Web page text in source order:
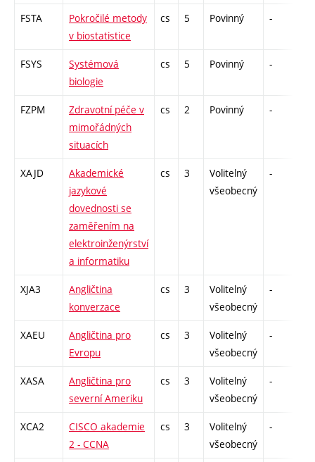
FSTA
Pokročilé metody
v biostatistice
cs 5 Povinný -
FSYS
Systémová
biologie
cs 5 Povinný -
FZPM
Zdravotní péče v
mimořádných
situacích
cs 2 Povinný -
XAJD
Akademické
jazykové
dovednosti se
zaměřením na
elektroinženýrství
a informatiku
cs 3
Volitelný
všeobecný
-
XJA3
Angličtina
konverzace
cs 3
Volitelný
všeobecný
-
XAEU
Angličtina pro
Evropu
cs 3
Volitelný
všeobecný
-
XASA
Angličtina pro
severní Ameriku
cs 3
Volitelný
všeobecný
-
XCA2
CISCO akademie
2 - CCNA
cs 3
Volitelný
všeobecný
-